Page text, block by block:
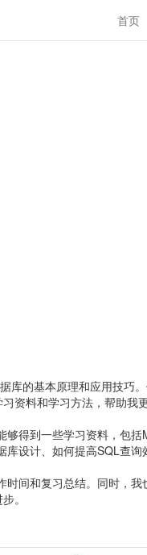
首页
库的基本原理和应用技巧
资料和学习方法，帮助我
得到一些学习资料，包括
设计、如何提高SQL查
间和复习总结。同时，
。